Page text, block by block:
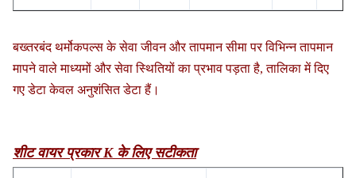
बख्तरबंद थर्मोकपल्स के सेवा जीवन और तापमान सीमा पर विभिन्न तापमान
मापने वाले माध्यमों और सेवा स्थितियों का प्रभाव पड़ता है, तालिका में दिए
गए डेटा केवल अनुशंसित डेटा हैं।
शीट वायर प्रकार K के लिए सटीकता